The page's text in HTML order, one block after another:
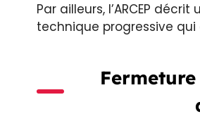
Par ailleurs, l’ARCEP
technique progressive qui